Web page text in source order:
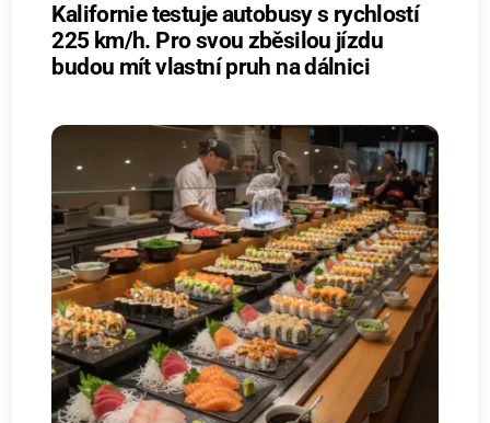
Kalifornie testuje autobusy s rychlostí
225 km/h. Pro svou zběsilou jízdu
budou mít vlastní pruh na dálnici